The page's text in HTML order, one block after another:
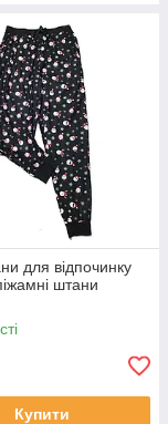
для відпочинку
штани
Купити